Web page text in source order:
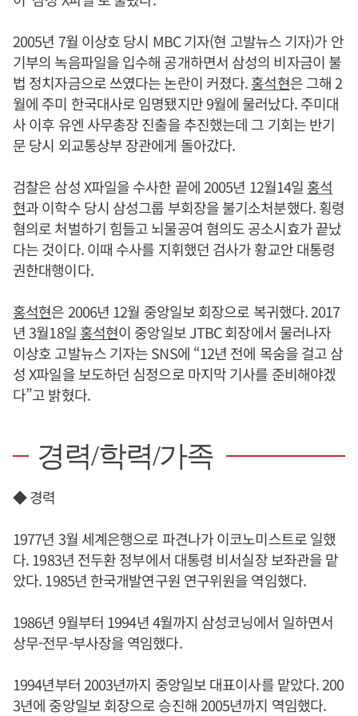
2005년 7월 이상호 당시 MBC 기자(현 고발뉴스 기자)가 안
기부의 녹음파일을 입수해 공개하면서 삼성의 비자금이 불
법 정치자금으로 쓰였다는 논란이 커졌다.홍석현은 그해 2
월에 주미 한국대사로 임명됐지만 9월에 물러났다. 주미대
사 이후 유엔 사무총장 진출을 추진했는데 그 기회는 반기
문 당시 외교통상부 장관에게 돌아갔다.
검찰은 삼성 X파일을 수사한 끝에 2005년 12월14일 홍석
현과 이학수 당시 삼성그룹 부회장을 불기소처분했다. 횡령
혐의로 처벌하기 힘들고 뇌물공여 혐의도 공소시효가 끝났
다는 것이다. 이때 수사를 지휘했던 검사가 황교안 대통령
권한대행이다.
홍석현은 2006년 12월 중앙일보 회장으로 복귀했다. 2017
년 3월18일 홍석현이 중앙일보 JTBC 회장에서 물러나자
이상호 고발뉴스 기자는 SNS에 “12년 전에 목숨을 걸고 삼
성 X파일을 보도하던 심정으로 마지막 기사를 준비해야겠
다”고 밝혔다.
경력/학력/가족
◆ 경력
1977년 3월 세계은행으로 파견나가 이코노미스트로 일했
다. 1983년 전두환 정부에서 대통령 비서실장 보좌관을 맡
았다. 1985년 한국개발연구원 연구위원을 역임했다.
1986년 9월부터 1994년 4월까지 삼성코닝에서 일하면서
상무-전무-부사장을 역임했다.
1994년부터 2003년까지 중앙일보 대표이사를 맡았다. 200
3년에 중앙일보 회장으로 승진해 2005년까지 역임했다.